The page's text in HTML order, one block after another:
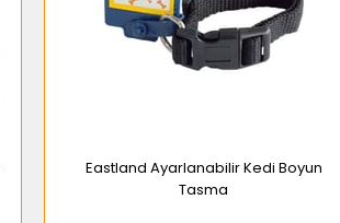
Eastland Ayarlanabilir Kedi Boyun
Tasma